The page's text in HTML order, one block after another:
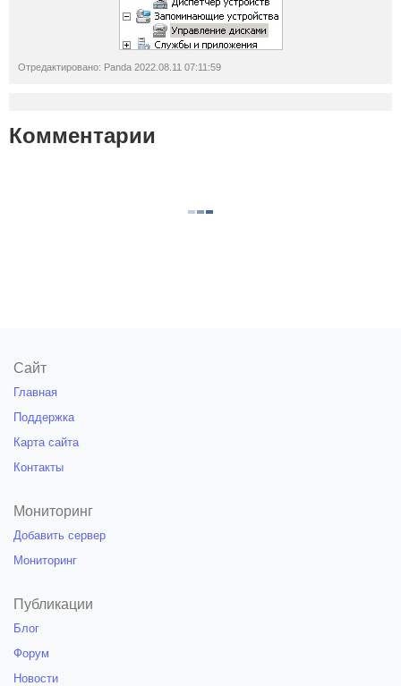
Отредактировано: Panda 2022.08.11 07:11:59
Комментарии
Сайт
Главная
Поддержка
Карта сайта
Контакты
Мониторинг
Добавить сервер
Мониторинг
Публикации
Блог
Форум
Новости